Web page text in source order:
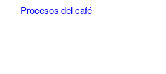
Procesos del café